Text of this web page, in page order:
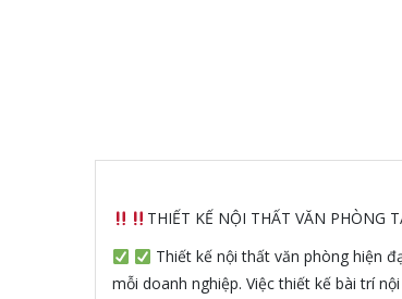
THIẾT KẾ NỘI THẤT VĂN PHÒNG
Thiết kế nội thất văn phòng hiện
mỗi doanh nghiệp. Việc thiết kế bài trí